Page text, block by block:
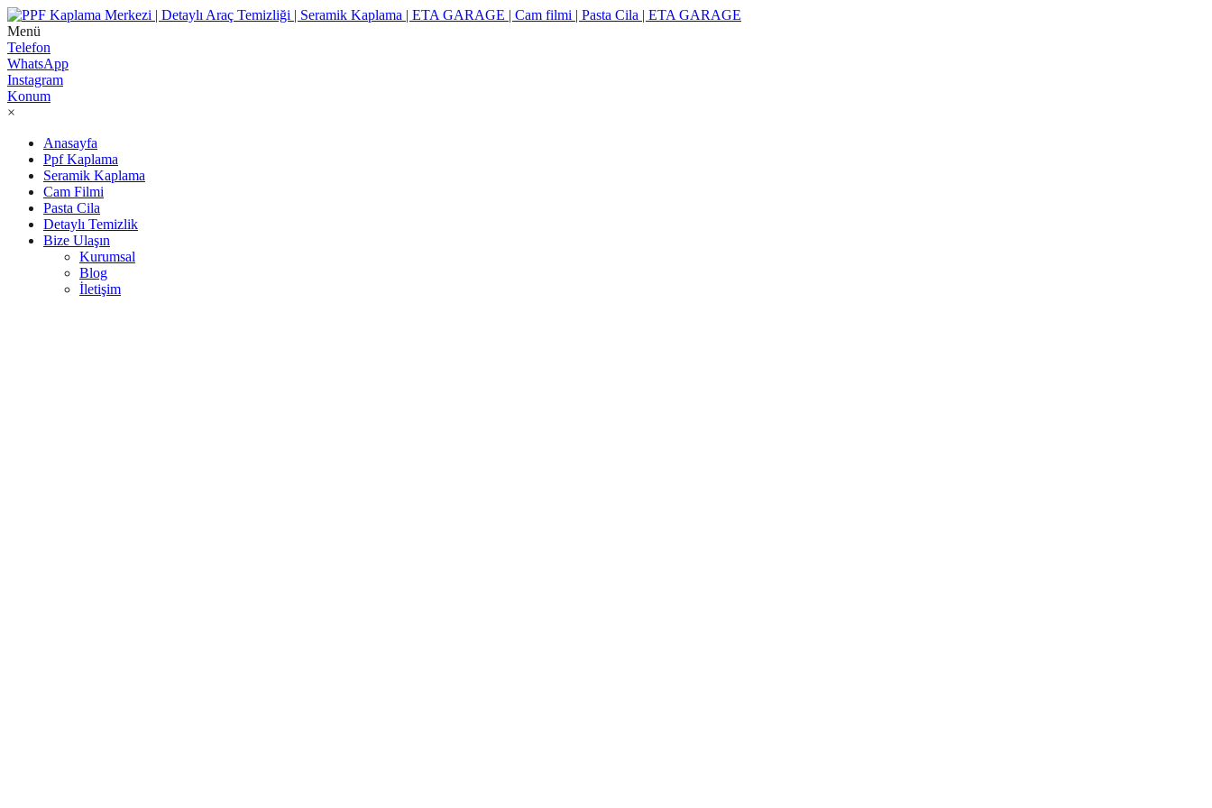
Menü
Telefon
WhatsApp
Instagram
Konum
×
Anasayfa
Ppf Kaplama
Seramik Kaplama
Cam Filmi
Pasta Cila
Detaylı Temizlik
Bize Ulaşın
Kurumsal
Blog
İletişim